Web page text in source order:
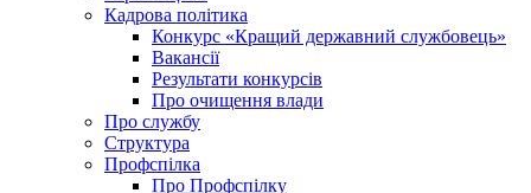
Кадрова політика
Конкурс «Кращий державний службовець»
Вакансії
Результати конкурсів
Про очищення влади
Про службу
Структура
Профспілка
Про Профспілку